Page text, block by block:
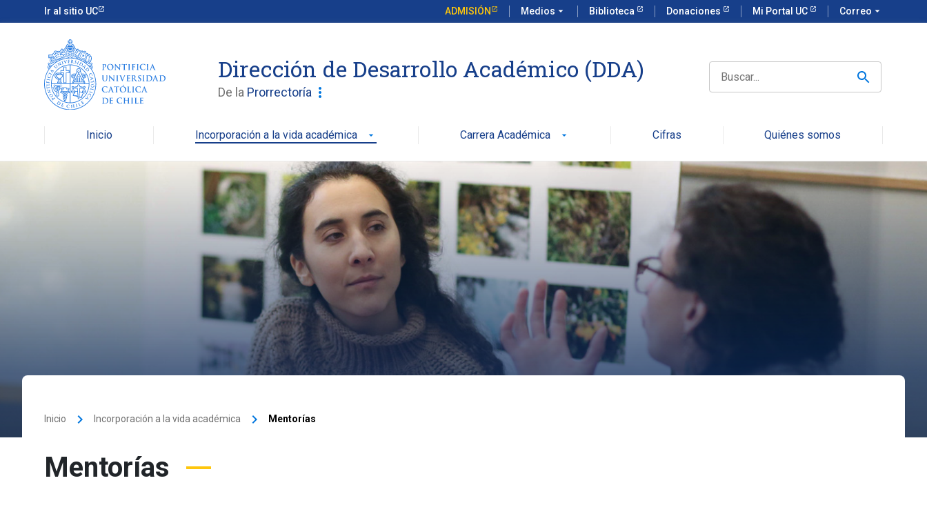
Ir al sitio UC ADMISIÓN Medios arrow_drop_down Biblioteca Donaciones Mi Portal UC Correo arrow_drop_down
Dirección de Desarrollo Académico (DDA)
De la Prorrectoría more_vert
Search
for:
Inicio Incorporación a la vida académica arrow_drop_down Carrera Académica arrow_drop_down Cifras Quiénes somos
Inicio keyboard_arrow_right Incorporación a la vida académica keyboard_arrow_right Mentorías
Mentorías